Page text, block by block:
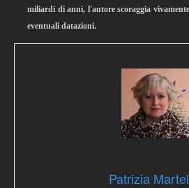
miliardi di anni, l'autore scoraggia
eventuali datazioni.
Patrizia